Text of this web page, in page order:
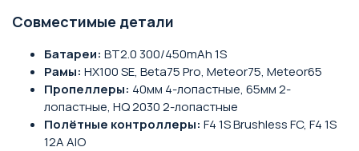
Совместимые детали
Батареи: BT2.0 300/450mAh 1S
Рамы: HX100 SE, Beta75 Pro, Meteor75, Meteor65
Пропеллеры: 40мм 4-лопастные, 65мм 2-
лопастные, HQ 2030 2-лопастные
Полётные контроллеры: F4 1S Brushless FC, F4 1S
12A AIO